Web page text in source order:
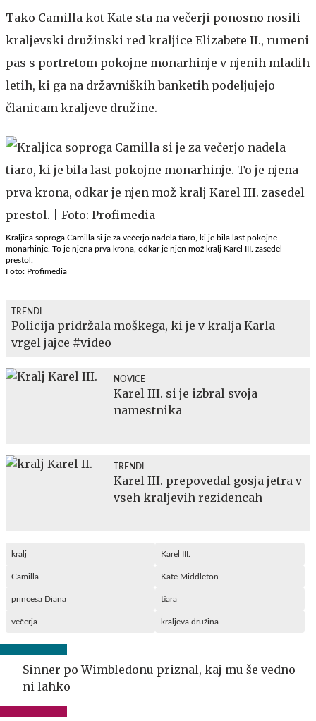
Tako Camilla kot Kate sta na večerji ponosno nosili
kraljevski družinski red kraljice Elizabete II., rumeni
pas s portretom pokojne monarhinje v njenih mladih
letih, ki ga na državniških banketih podeljujejo
članicam kraljeve družine.
Kraljica soproga Camilla si je za večerjo nadela tiaro, ki je bila last pokojne
monarhinje. To je njena prva krona, odkar je njen mož kralj Karel III. zasedel
prestol.
Foto: Profimedia
TRENDI
Policija pridržala moškega, ki je v kralja Karla
vrgel jajce #video
NOVICE
Karel III. si je izbral svoja
namestnika
TRENDI
Karel III. prepovedal gosja jetra v
vseh kraljevih rezidencah
kralj Karel III.
Camilla Kate Middleton
princesa Diana tiara
večerja kraljeva družina
Sinner po Wimbledonu priznal, kaj mu še vedno
ni lahko